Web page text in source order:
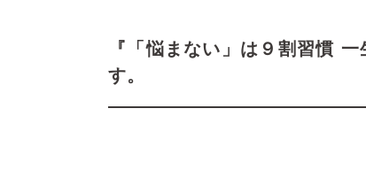
『「悩まない」は９割習慣
す。